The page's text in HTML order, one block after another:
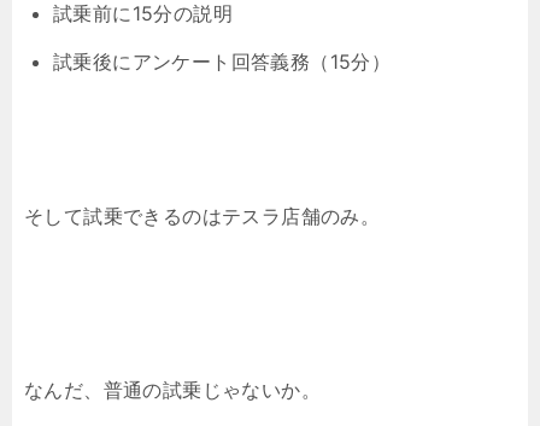
試乗前に15分の説明
試乗後にアンケート回答義務（15分）
そして試乗できるのはテスラ店舗のみ。
なんだ、普通の試乗じゃないか。